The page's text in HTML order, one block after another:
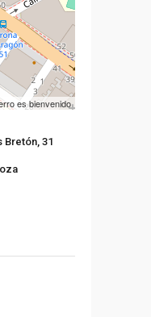
es bienvenido
Bretón, 31